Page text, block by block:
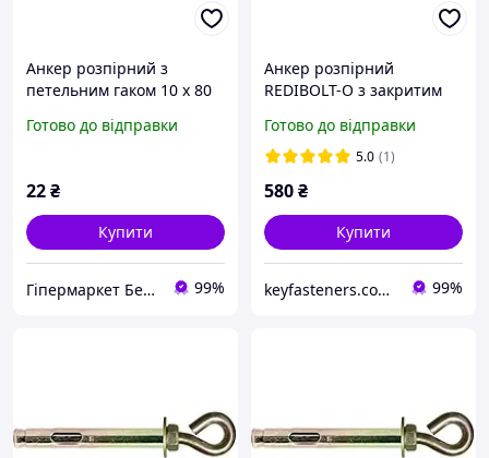
Анкер розпірний з
петельним гаком 10 x 80
Готово до відправки
22₴
Купити
Гіпермаркет Безпеки Bezpeka-SHOP 99%
Анкер розпірний
REDIBOLT-O з закритим
цинк жовтий/білий 60
шт./пачка
Готово до відправки
5.0 (1)
580₴
Купити
keyfasteners.com.ua 99%